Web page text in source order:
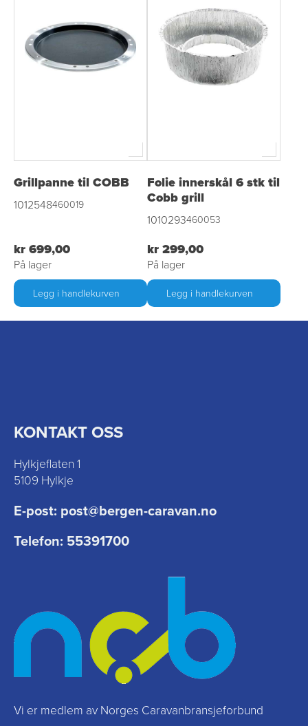
Grillpanne til COBB
1012548460019
kr 699,00
På lager
Legg i handlekurven
Folie innerskål 6 stk til
Cobb grill
1010293460053
kr 299,00
På lager
Legg i handlekurven
KONTAKT OSS
Hylkjeflaten 1
5109 Hylkje
E-post: post@bergen-caravan.no
Telefon: 55391700
Vi er medlem av Norges Caravanbransjeforbund